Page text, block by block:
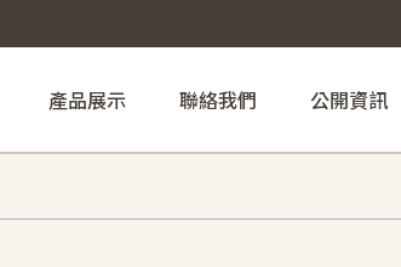
產品展示 聯絡我們 公開資訊